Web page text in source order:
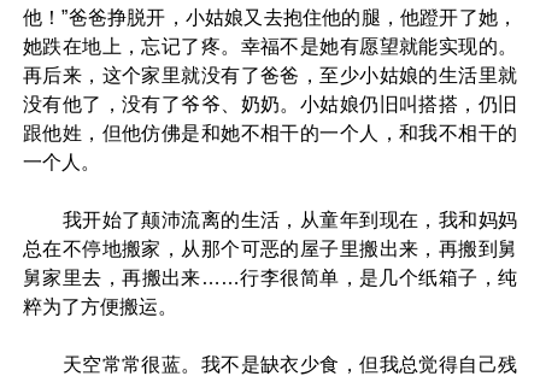
他！”爸爸挣脱开，小姑娘又去抱住他的腿，他蹬开了她，
她跌在地上，忘记了疼。幸福不是她有愿望就能实现的。
再后来，这个家里就没有了爸爸，至少小姑娘的生活里就
没有他了，没有了爷爷、奶奶。小姑娘仍旧叫搭搭，仍旧
跟他姓，但他仿佛是和她不相干的一个人，和我不相干的
一个人。
我开始了颠沛流离的生活，从童年到现在，我和妈妈
总在不停地搬家，从那个可恶的屋子里搬出来，再搬到舅
舅家里去，再搬出来……行李很简单，是几个纸箱子，纯
粹为了方便搬运。
天空常常很蓝。我不是缺衣少食，但我总觉得自己残